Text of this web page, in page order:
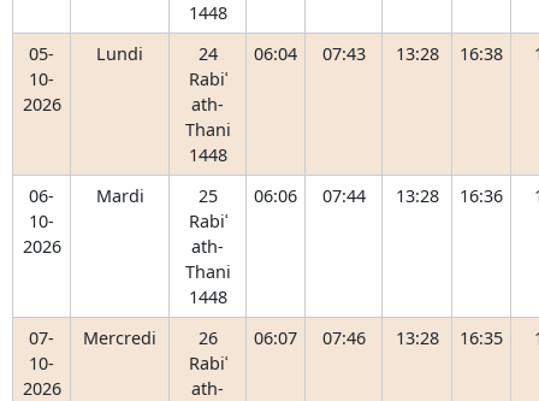
1448
05-
10-
2026
Lundi
24
Rabiʿ
ath-
Thani
1448
06:04 07:43 13:28 16:38
06-
10-
2026
Mardi
25
Rabiʿ
ath-
Thani
1448
06:06 07:44 13:28 16:36
07-
10-
2026
Mercredi
26
Rabiʿ
ath-
06:07 07:46 13:28 16:35